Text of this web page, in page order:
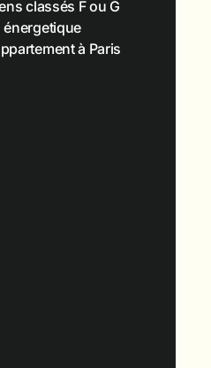
classés F ou G
énergetique
à Paris